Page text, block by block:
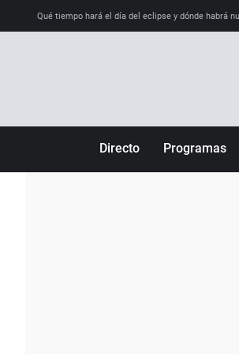
Qué tiempo hará el día del eclipse y dónde habrá
Directo Programas